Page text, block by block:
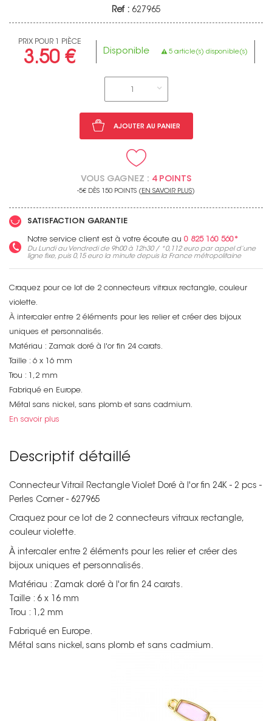
Ref : 627965
PRIX POUR 1 PIÈCE
3.50 € Disponible 5 article(s) disponible(s)
AJOUTER AU PANIER
VOUS GAGNEZ : 4 POINTS
-5€ DÈS 150 POINTS ( EN SAVOIR PLUS)
SATISFACTION GARANTIE
Notre service client est à votre écoute au 0 825 160 560*
Du Lundi au Vendredi de 9h00 à 12h30 / *0,112 europar appel d’une
ligne fixe, puis 0,15 eurola minute depuis la France métropolitaine
Craquez pour ce lot de 2 connecteurs vitraux rectangle, couleur
violette.
À intercaler entre 2 éléments pour les relier et créer des bijoux
uniques et personnalisés.
Matériau : Zamak doré à l'or fin 24 carats.
Taille : 6 x 16 mm
Trou : 1,2 mm
Fabriqué en Europe.
Métal sans nickel, sans plomb et sans cadmium.
En savoir plus
Descriptif détaillé
Connecteur Vitrail Rectangle Violet Doré à l'or fin 24K - 2 pcs -
Perles Corner - 627965
Craquez pour ce lot de 2 connecteurs vitraux rectangle,
couleur violette.
À intercaler entre 2 éléments pour les relier et créer des
bijoux uniques et personnalisés.
Matériau : Zamak doré à l'or fin 24 carats.
Taille : 6 x 16 mm
Trou : 1,2 mm
Fabriqué en Europe.
Métal sans nickel, sans plomb et sans cadmium.